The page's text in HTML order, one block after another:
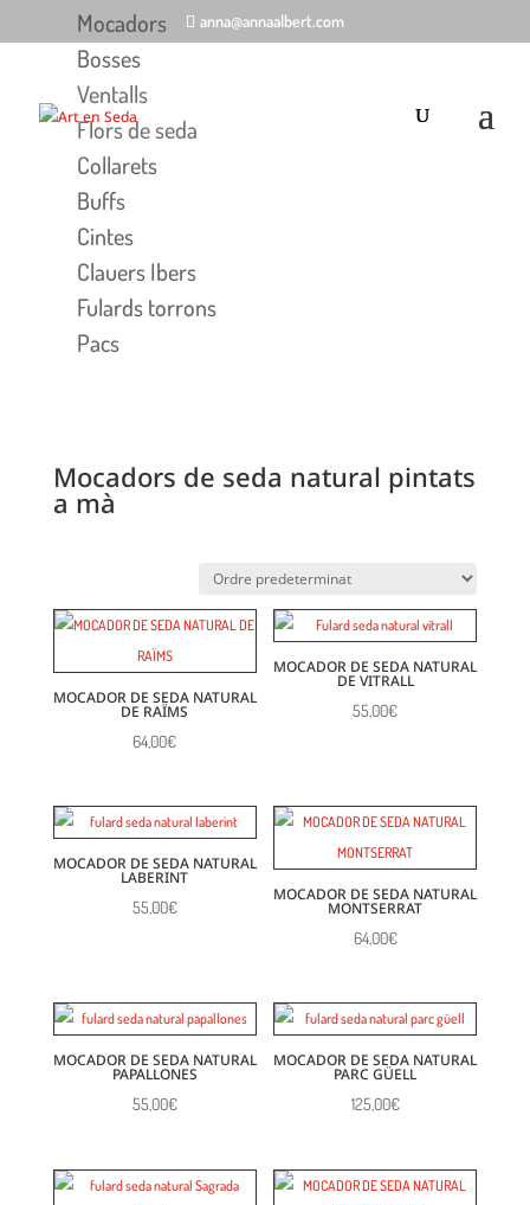
anna@annaalbert.com
Mocadors
Bosses
Ventalls
Flors de seda
Collarets
Buffs
Cintes
Clauers Ibers
Fulards torrons
Pacs
Mocadors de seda natural pintats
a mà
MOCADOR DE SEDA NATURAL
DE RAÏMS
64,00€
MOCADOR DE SEDA NATURAL
DE VITRALL
55,00€
MOCADOR DE SEDA NATURAL
LABERINT
55,00€
MOCADOR DE SEDA NATURAL
MONTSERRAT
64,00€
MOCADOR DE SEDA NATURAL
PAPALLONES
55,00€
MOCADOR DE SEDA NATURAL
PARC GÜELL
125,00€